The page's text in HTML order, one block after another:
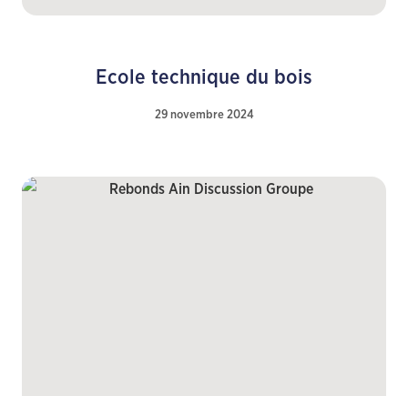
Ecole technique du bois
29 novembre 2024